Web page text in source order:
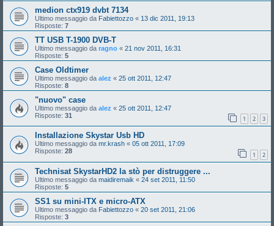
medion ctx919 dvbt 7134
Ultimo messaggio da Fabiettozzo « 13 dic 2011, 19:13
Risposte: 7
TT USB T-1900 DVB-T
Ultimo messaggio da ragno « 21 nov 2011, 16:31
Risposte: 5
Case Oldtimer
Ultimo messaggio da alez « 25 ott 2011, 12:47
Risposte: 8
"nuovo" case
Ultimo messaggio da alez « 25 ott 2011, 12:47
Risposte: 31 1 2 3
Installazione Skystar Usb HD
Ultimo messaggio da mr.krash « 05 ott 2011, 17:09
Risposte: 28 1 2
Technisat SkystarHD2 la stò per distruggere ...
Ultimo messaggio da maidiremaik « 24 set 2011, 11:50
Risposte: 5
SS1 su mini-ITX e micro-ATX
Ultimo messaggio da Fabiettozzo « 20 set 2011, 21:06
Risposte: 3